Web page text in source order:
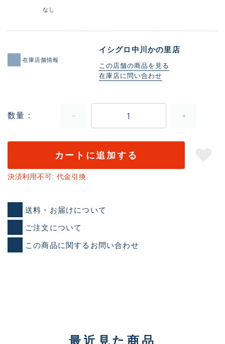
なし
在庫店舗情報
イシグロ中川かの里店
この店舗の商品を見る
在庫店に問い合わせ
数量
カートに追加する
決済利用不可: 代金引換
送料・お届けについて
ご注文について
この商品に関するお問い合わせ
最近見た商品